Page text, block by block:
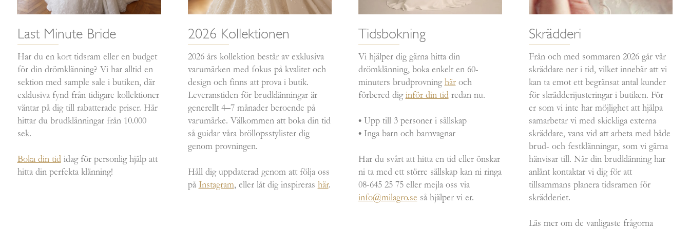
Last Minute Bride
Har du en kort tidsram eller en budget
för din drömklänning? Vi har alltid en
sektion med sample sale i butiken, där
exklusiva fynd från tidigare kollektioner
väntar på dig till rabatterade priser. Här
hittar du brudklänningar från 10.000
sek.
Boka din tididag för personlig hjälp att
hitta din perfekta klänning!
2026 Kollektionen
2026 års kollektion består av exklusiva
varumärken med fokus på kvalitet och
design och finns att prova i butik.
Leveranstiden för brudklänningar är
generellt 4–7 månader beroende på
varumärke. Välkommen att boka din tid
så guidar våra bröllopsstylister dig
genom provningen.
Håll dig uppdaterad genom att följa oss
på Instagram, eller låt dig inspireras här.
Tidsbokning
Vi hjälper dig gärna hitta din
drömklänning, boka enkelt en 60-
minuters brudprovninghäroch
förbered diginför din tidredan nu.
• Upp till 3 personer i sällskap
• Inga barn och barnvagnar
Har du svårt att hitta en tid eller önskar
ni ta med ett större sällskap kan ni ringa
08-645 25 75 eller mejla oss via
info@milagro.se så hjälper vi er.
Skrädderi
Från och med sommaren 2026 går vår
skräddare ner i tid, vilket innebär att vi
kan ta emot ett begränsat antal kunder
för skrädderijusteringar i butiken. För
er som vi inte har möjlighet att hjälpa
samarbetar vi med skickliga externa
skräddare, vana vid att arbeta med både
brud- och festklänningar, som vi gärna
hänvisar till. När din brudklänning har
anlänt kontaktar vi dig för att
tillsammans planera tidsramen för
skrädderiet.
Läs mer om de vanligaste frågorna